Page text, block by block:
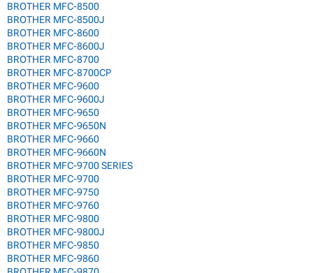
BROTHER MFC-8500
BROTHER MFC-8500J
BROTHER MFC-8600
BROTHER MFC-8600J
BROTHER MFC-8700
BROTHER MFC-8700CP
BROTHER MFC-9600
BROTHER MFC-9600J
BROTHER MFC-9650
BROTHER MFC-9650N
BROTHER MFC-9660
BROTHER MFC-9660N
BROTHER MFC-9700 SERIES
BROTHER MFC-9700
BROTHER MFC-9750
BROTHER MFC-9760
BROTHER MFC-9800
BROTHER MFC-9800J
BROTHER MFC-9850
BROTHER MFC-9860